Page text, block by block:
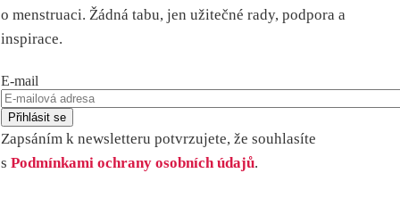
o menstruaci. Žádná tabu, jen užitečné rady, podpora a
inspirace.
E-mail
Zapsáním k newsletteru potvrzujete, že souhlasíte
s Podmínkami ochrany osobních údajů.